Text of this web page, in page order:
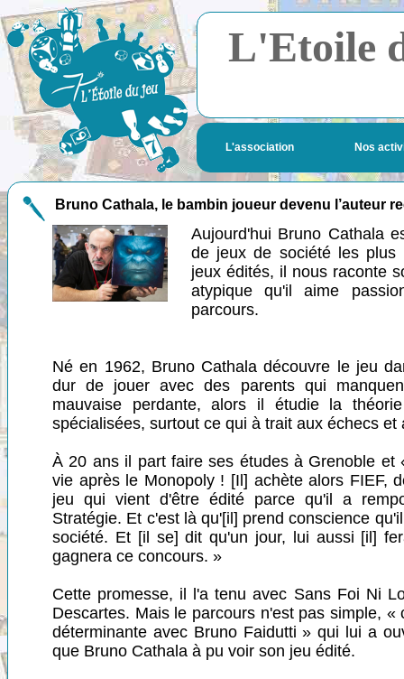
L'Etoile
L'association Nos
Bruno Cathala, le bambin joueur devenu l’auteur
Aujourd'hui Bruno Cathala
de jeux de société les plus
jeux édités, il nous raconte
atypique qu'il aime
parcours.
Né en 1962, Bruno Cathala découvre le jeu
dur de jouer avec des parents qui
mauvaise perdante, alors il étudie la
spécialisées, surtout ce qui à trait aux échecs et
À 20 ans il part faire ses études à Grenoble et
vie après le Monopoly ! [Il] achète alors FIEF,
jeu qui vient d'être édité parce qu'il a
Stratégie. Et c'est là qu'[il] prend conscience
société. Et [il se] dit qu'un jour, lui aussi [il]
gagnera ce concours. »
Cette promesse, il l'a tenu avec Sans Foi Ni
Descartes. Mais le parcours n'est pas simple, «
déterminante avec Bruno Faidutti » qui lui a
que Bruno Cathala à pu voir son jeu édité.